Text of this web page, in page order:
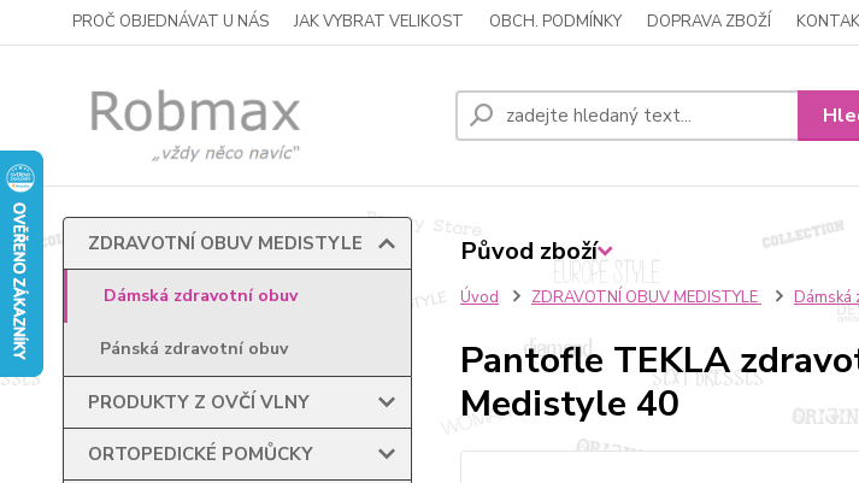
PROČ OBJEDNÁVAT U NÁS JAK VYBRAT VELIKOST OBCH. PODMÍNKY DOPRAVA ZBOŽÍ
ZDRAVOTNÍ OBUV MEDISTYLE
Dámská zdravotní obuv
Pánská zdravotní obuv
PRODUKTY Z OVČÍ VLNY
ORTOPEDICKÉ POMŮCKY
Úvod ZDRAVOTNÍ OBUV MEDISTYLE Dámská
Pantofle TEKLA
Medistyle 40
Původ zboží